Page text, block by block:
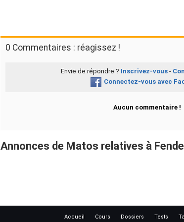
0 Commentaires : réagissez !
Envie de répondre ? Inscrivez-vous -
Connectez-vous avec
Aucun commentaire !
Annonces de Matos relatives à
Accueil Cours Dossiers Tests